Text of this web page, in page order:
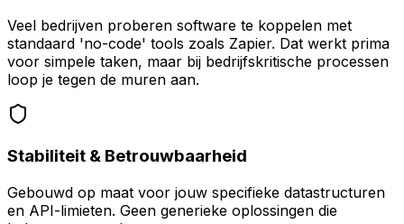
Veel bedrijven proberen software te koppelen met
standaard 'no-code' tools zoals Zapier. Dat werkt prima
voor simpele taken, maar bij bedrijfskritische processen
loop je tegen de muren aan.
Stabiliteit & Betrouwbaarheid
Gebouwd op maat voor jouw specifieke datastructuren
en API-limieten. Geen generieke oplossingen die